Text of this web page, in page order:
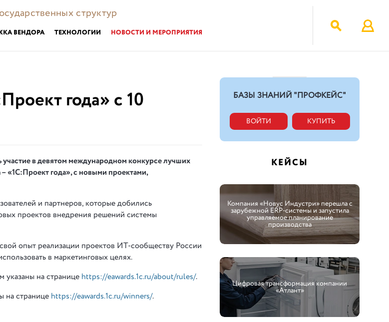
структур
ВЕНДОРА ТЕХНОЛОГИИ НОВОСТИ И МЕРОПРИЯТИЯ
года» с 10
в девятом международном конкурсе лучших
«1С:Проект года», с новыми проектами,
и партнеров, которые добились
проектов внедрения решений системы
опыт реализации проектов ИТ-сообществу России
в маркетинговых целях.
указаны на странице https://eawards.1c.ru/about/rules/.
на странице https://eawards.1c.ru/winners/.
БАЗЫ ЗНАНИЙ "ПРОФКЕЙС"
ВОЙТИ КУПИТЬ
КЕЙСЫ
Компания «Новус Индустри» перешла с
зарубежной ERP-системы и запустила
управляемое планирование
производства
Цифровая трансформация компании
«Атлант»